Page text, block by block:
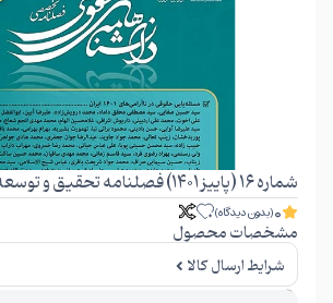
شماره 16 (پاییز 1401) فصلنامه تحقیق و توسعه در حقوق تطبیقی
0(بدون دیدگاه)
مشخصات محصول
شرایط ارسال کالا